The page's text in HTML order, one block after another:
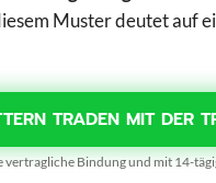
Muster deutet auf
TRADEN MIT DER
vertragliche Bindung und mit 14-